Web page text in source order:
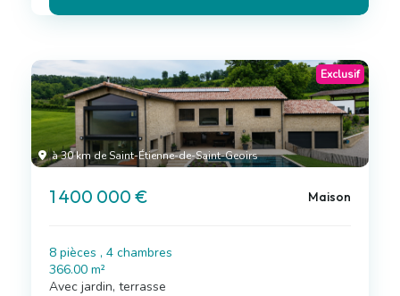
à 30 km de Saint-Étienne-de-Saint-Geoirs
Exclusif
1 400 000 € Maison
8 pièces , 4 chambres
366.00 m²
Avec jardin, terrasse